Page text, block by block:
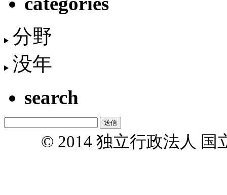
分野
没年
search
© 2014 独立行政法人 国